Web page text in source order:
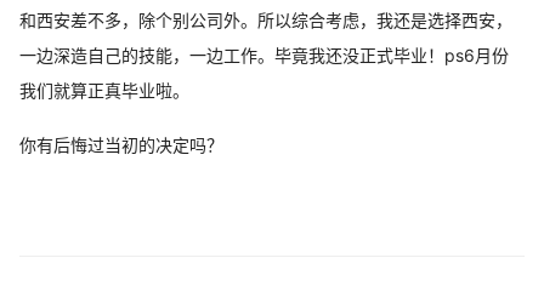
和西安差不多，除个别公司外。所以综合考虑，我还是选择西安，
一边深造自己的技能，一边工作。毕竟我还没正式毕业！ps6月份
我们就算正真毕业啦。
你有后悔过当初的决定吗？